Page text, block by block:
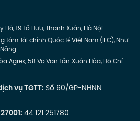
Hà, 19 Tố Hữu, Thanh Xuân, Hà Nội
tâm Tài chính Quốc tế Việt Nam (IFC), Như
Agrex, 58 Võ Văn Tần, Xuân Hòa, Hồ Chí
vụ TGTT: Số 60/GP-NHNN
44 121 251780